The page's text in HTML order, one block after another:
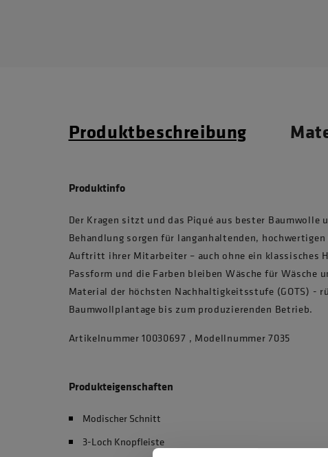
Produktbeschreibung
Produktinfo
Der Kragen sitzt und das Piqué aus bester Baumwolle
Behandlung sorgen für langanhaltenden,
Auftritt ihrer Mitarbeiter – auch ohne ein klassisches
Passform und die Farben bleiben Wäsche für Wäsche
Material der höchsten Nachhaltigkeitsstufe (GOTS) -
Baumwollplantage bis zum produzierenden Betrieb.
Artikelnummer 10030697 , Modellnummer 7035
Produkteigenschaften
Modischer Schnitt
3-Loch Knopfleiste